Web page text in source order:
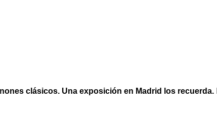
clásicos. Una exposición en Madrid los recuerda.